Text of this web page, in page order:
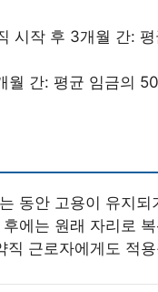
시작 후 3개월 간: 평
월 간: 평균 임금의
동안 고용이 유지되
에는 원래 자리로
직 근로자에게도 적